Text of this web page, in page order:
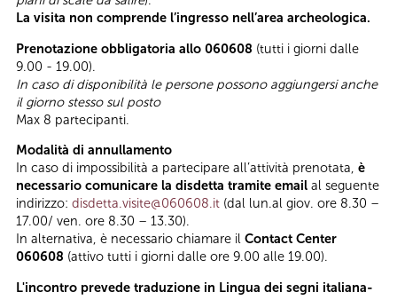
La visita non comprende l’ingresso nell’area archeologica.
Prenotazione obbligatoria allo 060608 (tutti i giorni dalle
9.00 - 19.00).
In caso di disponibilità le persone possono aggiungersi anche
il giorno stesso sul posto
Max 8 partecipanti.
Modalità di annullamento
In caso di impossibilità a partecipare all’attività prenotata, è
necessario comunicare la disdetta tramite email al seguente
indirizzo: disdetta.visite@060608.it (dal lun.al giov. ore 8.30 –
17.00/ ven. ore 8.30 – 13.30).
In alternativa, è necessario chiamare il Contact Center
060608 (attivo tutti i giorni dalle ore 9.00 alle 19.00).
L'incontro prevede traduzione in Lingua dei segni italiana-